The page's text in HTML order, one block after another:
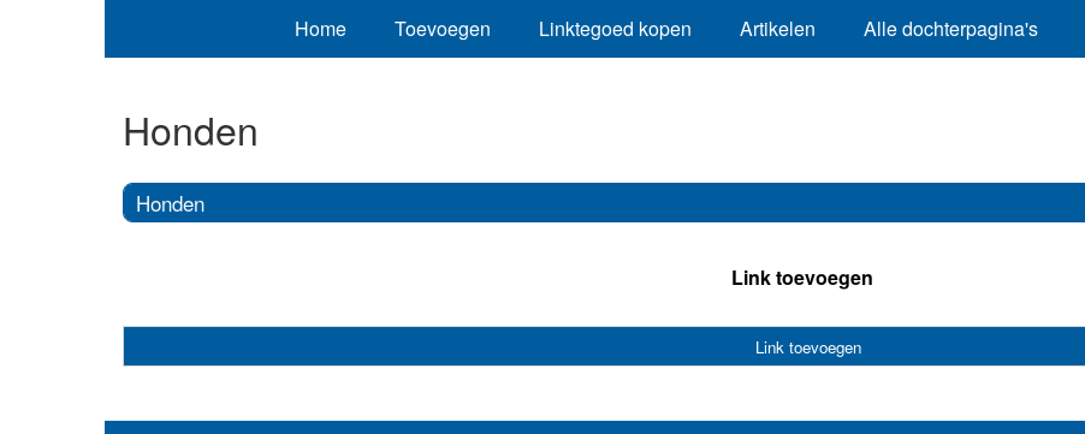
Home Toevoegen Linktegoed kopen Artikelen Alle dochterpagina's
Honden
Honden
Link toevoegen
Link toevoegen